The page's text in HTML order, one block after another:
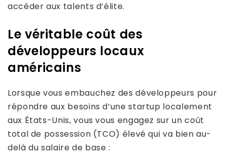
accéder aux talents d’élite.
Le véritable coût des
développeurs locaux
américains
Lorsque vous embauchez des développeurs pour
répondre aux besoins d’une startup localement
aux États-Unis, vous vous engagez sur un coût
total de possession (TCO) élevé qui va bien au-
delà du salaire de base :